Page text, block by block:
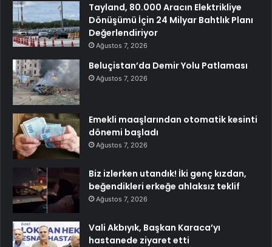
Tayland, 80.000 Aracın Elektrikliye
Dönüşümü İçin 24 Milyar Bahtlık Planı
Değerlendiriyor
Ağustos 7, 2026
Beluçistan’da Demir Yolu Patlaması
Ağustos 7, 2026
Emekli maaşlarından otomatik kesinti
dönemi başladı
Ağustos 7, 2026
Biz izlerken utandık! İki genç kızdan,
beğendikleri erkeğe ahlaksız teklif
Ağustos 7, 2026
Vali Akbıyık, Başkan Karaca’yı
hastanede ziyaret etti